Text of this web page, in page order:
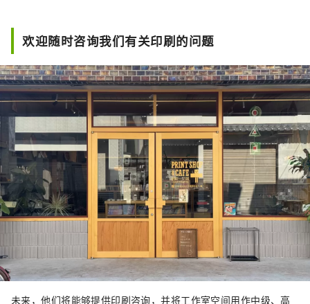
欢迎随时咨询我们有关印刷的问题
未来，他们将能够提供印刷咨询，并将工作室空间用作中级、高